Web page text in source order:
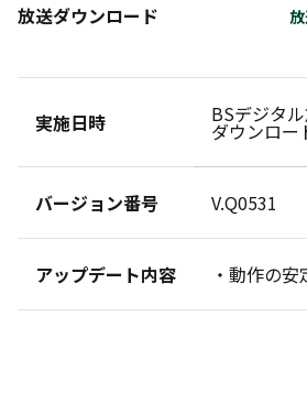
放送ダウンロード
実施日時 BSデジタ
ダウンロー
バージョン番号 V.Q0531
アップデート内容 ・動作の安